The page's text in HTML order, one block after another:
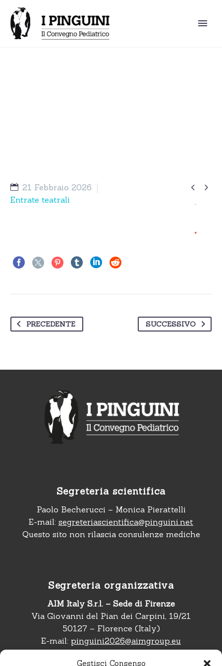
Gestisci Consenso
 
21 Febbraio 2026
Entrate teatrali
PRECEDENTE SUCCESSIVO
Segreteria scientifica
Paolo Becherucci – Monica Pierattelli
E-mail: segreteriascientifica@pinguini.net
Questo sito non rilascia consulenze mediche
Segreteria organizzativa
AIM Italy S.r.l. – Sede di Firenze
Via Giovanni del Pian dei Carpini, 19/21
50127 – Florence (Italy)
E-mail: pinguini2026@aimgroup.eu
Telefono: +39 02 566011